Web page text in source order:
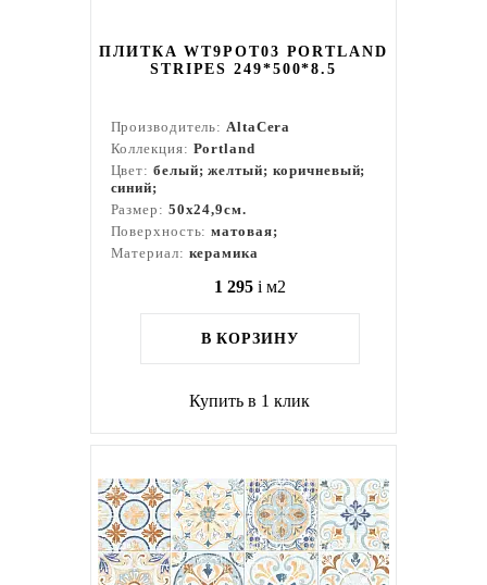
ПЛИТКА WT9POT03 PORTLAND
STRIPES 249*500*8.5
Производитель:AltaCera
Коллекция: Portland
Цвет: белый; желтый; коричневый;
синий;
Размер: 50x24,9см.
Поверхность:матовая;
Материал: керамика
1 295 i м2
В КОРЗИНУ
Купить в 1 клик